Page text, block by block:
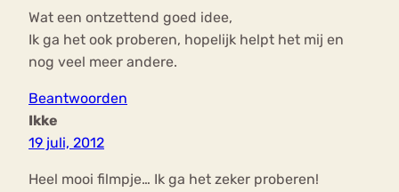
Wat een ontzettend goed idee,
Ik ga het ook proberen, hopelijk helpt het mij en
nog veel meer andere.
Beantwoorden
Ikke
19 juli, 2012
Heel mooi filmpje… Ik ga het zeker proberen!